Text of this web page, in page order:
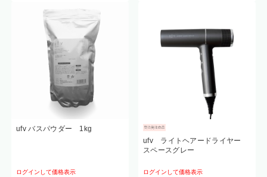
ufv バスパウダー 1kg
ログインして価格表示
ufv ライトヘアードライヤー
スペースグレー
ログインして価格表示